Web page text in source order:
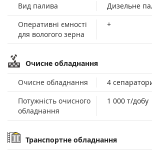
Вид палива
Дизельне
Оперативні ємності
для вологого зерна
+
Очисне обладнання
Очисне обладнання
4
Потужність очисного
обладнання
1 000 т/добу
Транспортне обладнання